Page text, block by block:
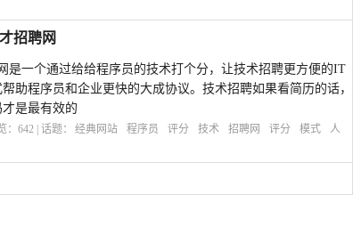
招聘网
是一个通过给给程序员的技术打个分，让技术招聘更方便的IT
助程序员和企业更快的大成协议。技术招聘如果看简历的话，
是最有效的
：642 | 话题： 经典网站 程序员 评分 技术 招聘网 评分 模式
人